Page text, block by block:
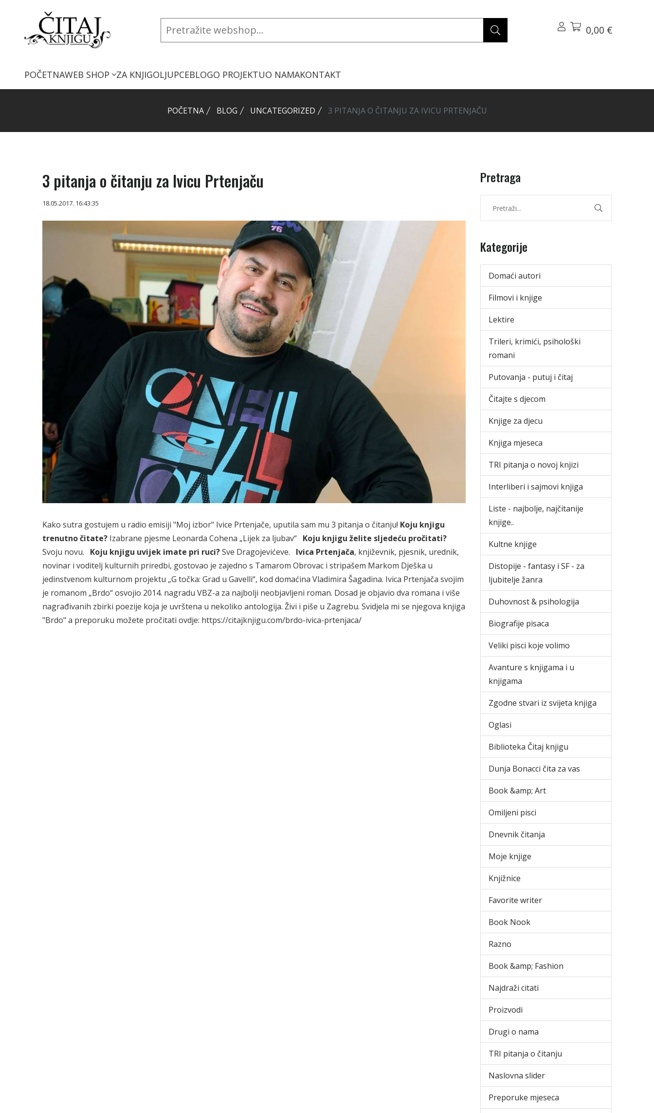
0,00 €
POČETNAWEB SHOP ZA KNJIGOLJUPCEBLOGO PROJEKTUO NAMAKONTAKT
POČETNA BLOG UNCATEGORIZED 3 PITANJA O ČITANJU ZA IVICU PRTENJAČU
3 pitanja o čitanju za Ivicu Prtenjaču
18.05.2017. 16:43:35
Kako sutra gostujem u radio emisiji "Moj izbor" Ivice Prtenjače, uputila sam mu 3 pitanja o čitanju! Koju knjigu
trenutno čitate? Izabrane pjesme Leonarda Cohena „Lijek za ljubav“ Koju knjigu želite sljedeću pročitati?
Svoju novu. Koju knjigu uvijek imate pri ruci?Sve Dragojevićeve. Ivica Prtenjača, književnik, pjesnik, urednik,
novinar i voditelj kulturnih priredbi, gostovao je zajedno s Tamarom Obrovac i stripašem Markom Dješka u
jedinstvenom kulturnom projektu „G točka: Grad u Gavelli“, kod domaćina Vladimira Šagadina. Ivica Prtenjača svojim
je romanom „Brdo“ osvojio 2014. nagradu VBZ-a za najbolji neobjavljeni roman. Dosad je objavio dva romana i više
nagrađivanih zbirki poezije koja je uvrštena u nekoliko antologija. Živi i piše u Zagrebu. Svidjela mi se njegova knjiga
"Brdo" a preporuku možete pročitati ovdje: https://citajknjigu.com/brdo-ivica-prtenjaca/
Pretraga
Kategorije
Domaći autori
Filmovi i knjige
Lektire
Trileri, krimići, psihološki
romani
Putovanja - putuj i čitaj
Čitajte s djecom
Knjige za djecu
Knjiga mjeseca
TRI pitanja o novoj knjizi
Interliberi i sajmovi knjiga
Liste - najbolje, najčitanije
knjige..
Kultne knjige
Distopije - fantasy i SF - za
ljubitelje žanra
Duhovnost & psihologija
Biografije pisaca
Veliki pisci koje volimo
Avanture s knjigama i u
knjigama
Zgodne stvari iz svijeta knjiga
Oglasi
Biblioteka Čitaj knjigu
Dunja Bonacci čita za vas
Book &amp; Art
Omiljeni pisci
Dnevnik čitanja
Moje knjige
Knjižnice
Favorite writer
Book Nook
Razno
Book &amp; Fashion
Najdraži citati
Proizvodi
Drugi o nama
TRI pitanja o čitanju
Naslovna slider
Preporuke mjeseca